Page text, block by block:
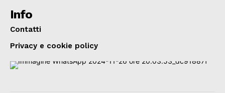
Info
Contatti
Privacy e cookie policy